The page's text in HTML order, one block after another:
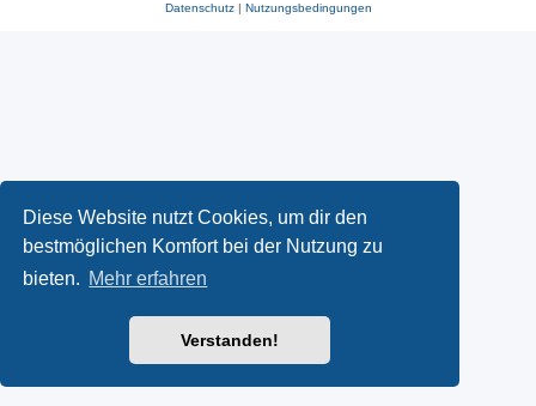
Diese Website nutzt Cookies, um dir den
bestmöglichen Komfort bei der Nutzung zu
bieten. Mehr erfahren
Verstanden!
Datenschutz| Nutzungsbedingungen